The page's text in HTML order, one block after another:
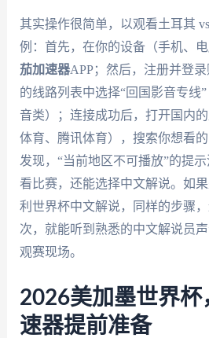
其实操作很简单，以观看土耳其
例：首先，在你的设备（手机、
茄加速器APP；然后，注册并登
的线路列表中选择“回国影音专线
音类）；连接成功后，打开国内
体育、腾讯体育），搜索你想看
发现，“当前地区不可播放”的提
看比赛，还能选择中文解说。如
利世界杯中文解说，同样的步骤
次，就能听到熟悉的中文解说员
观赛现场。
2026美加墨世界杯
速器提前准备